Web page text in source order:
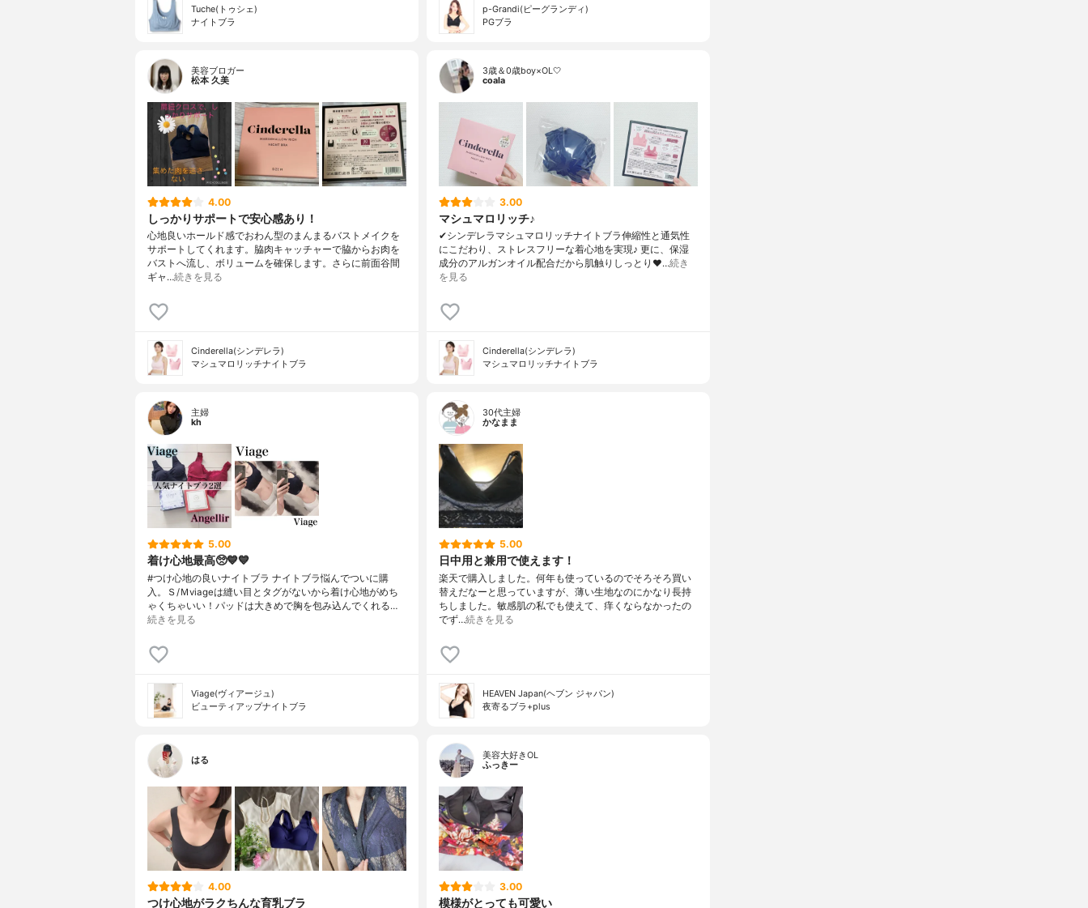
Tuche(トゥシェ)
ナイトブラ
p-Grandi(ピーグランディ)
PGブラ
美容ブロガー
松本 久美
4.00
しっかりサポートで安心感あり！
心地良いホールド感でおわん型のまんまるバストメイクを
サポートしてくれます。脇肉キャッチャーで脇からお肉を
バストへ流し、ボリュームを確保します。さらに前面谷間
ギャ…続きを見る
Cinderella(シンデレラ)
マシュマロリッチナイトブラ
3歳＆0歳boy×OL🤍
coala
3.00
マシュマロリッチ♪
✔︎シンデレラマシュマロリッチナイトブラ伸縮性と通気性
にこだわり、ストレスフリーな着心地を実現♪ 更に、保湿
成分のアルガンオイル配合だから肌触りしっとり❤…続き
を見る
Cinderella(シンデレラ)
マシュマロリッチナイトブラ
主婦
kh
5.00
着け心地最高🥺💙💙
#つけ心地の良いナイトブラ ナイトブラ悩んでついに購
入。Ｓ/Ｍviageは縫い目とタグがないから着け心地がめち
ゃくちゃいい！パッドは大きめで胸を包み込んでくれる…
続きを見る
Viage(ヴィアージュ)
ビューティアップナイトブラ
30代主婦
かなまま
5.00
日中用と兼用で使えます！
楽天で購入しました。何年も使っているのでそろそろ買い
替えだなーと思っていますが、薄い生地なのにかなり長持
ちしました。敏感肌の私でも使えて、痒くならなかったの
でず…続きを見る
HEAVEN Japan(ヘブン ジャパン)
夜寄るブラ+plus
はる
4.00
つけ心地がラクちんな育乳ブラ
美容大好きOL
ふっきー
3.00
模様がとっても可愛い